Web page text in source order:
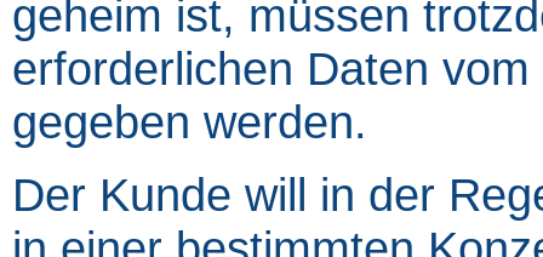
geheim ist, müssen
erforderlichen Daten
gegeben werden.
Der Kunde will in der